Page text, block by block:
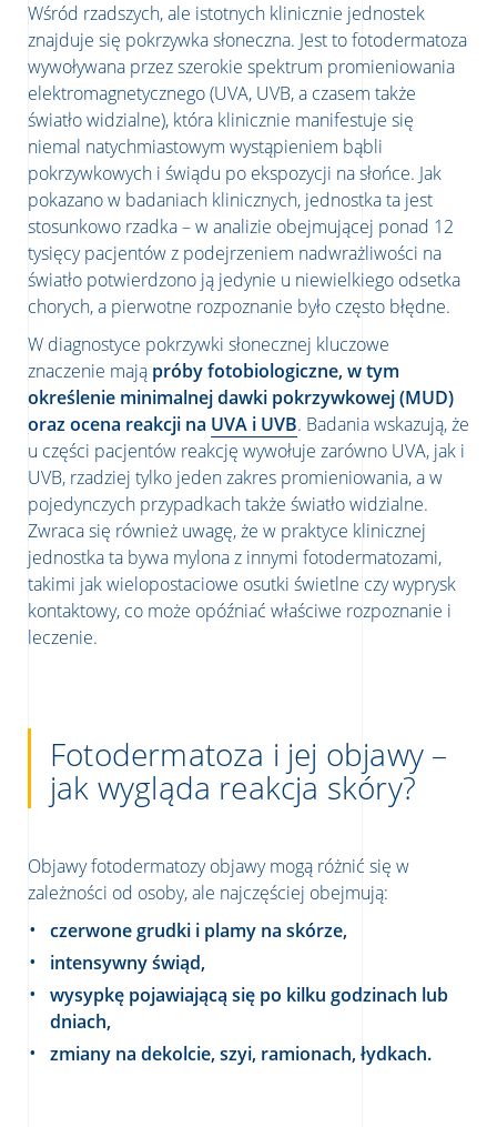
Wśród rzadszych, ale istotnych klinicznie jednostek
znajduje się pokrzywka słoneczna. Jest to fotodermatoza
wywoływana przez szerokie spektrum promieniowania
elektromagnetycznego (UVA, UVB, a czasem także
światło widzialne), która klinicznie manifestuje się
niemal natychmiastowym wystąpieniem bąbli
pokrzywkowych i świądu po ekspozycji na słońce. Jak
pokazano w badaniach klinicznych, jednostka ta jest
stosunkowo rzadka – w analizie obejmującej ponad 12
tysięcy pacjentów z podejrzeniem nadwrażliwości na
światło potwierdzono ją jedynie u niewielkiego odsetka
chorych, a pierwotne rozpoznanie było często błędne.
W diagnostyce pokrzywki słonecznej kluczowe
znaczenie mają próby fotobiologiczne, w tym
określenie minimalnej dawki pokrzywkowej (MUD)
oraz ocena reakcji na UVA i UVB. Badania wskazują, że
u części pacjentów reakcję wywołuje zarówno UVA, jak i
UVB, rzadziej tylko jeden zakres promieniowania, a w
pojedynczych przypadkach także światło widzialne.
Zwraca się również uwagę, że w praktyce klinicznej
jednostka ta bywa mylona z innymi fotodermatozami,
takimi jak wielopostaciowe osutki świetlne czy wyprysk
kontaktowy, co może opóźniać właściwe rozpoznanie i
leczenie.
Fotodermatoza i jej objawy –
jak wygląda reakcja skóry?
Objawy fotodermatozy objawy mogą różnić się w
zależności od osoby, ale najczęściej obejmują:
czerwone grudki i plamy na skórze,
intensywny świąd,
wysypkę pojawiającą się po kilku godzinach lub
dniach,
zmiany na dekolcie, szyi, ramionach, łydkach.